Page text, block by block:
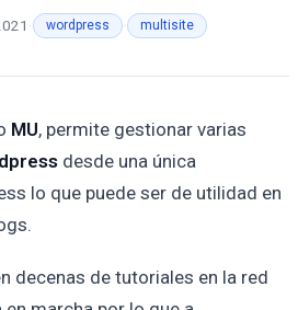
· wordpress · multisite
MU, permite gestionar varias
desde una única
lo que puede ser de utilidad en
decenas de tutoriales en la red